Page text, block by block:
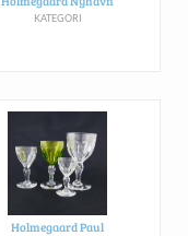
KATEGORI
Holmegaard Paul